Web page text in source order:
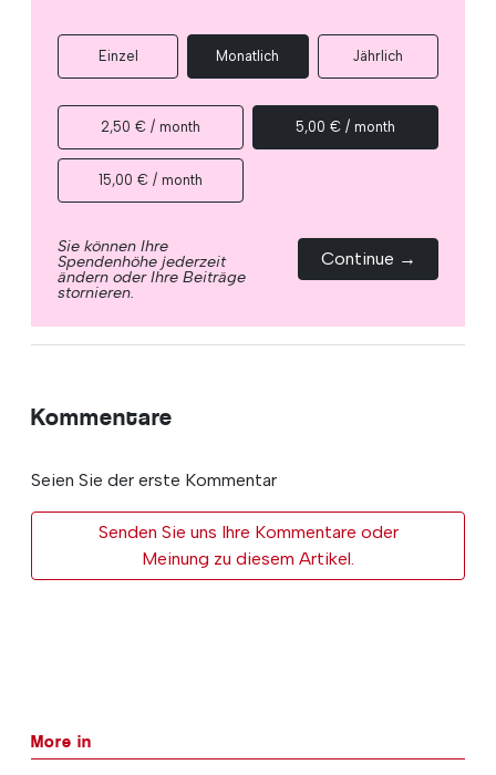
Einzel Monatlich Jährlich
2,50 € / month 5,00 € / month
15,00 € / month
Sie können Ihre
Spendenhöhe jederzeit
ändern oder Ihre Beiträge
stornieren.
Continue →
Kommentare
Seien Sie der erste Kommentar
Senden Sie uns Ihre Kommentare oder
Meinung zu diesem Artikel.
More in